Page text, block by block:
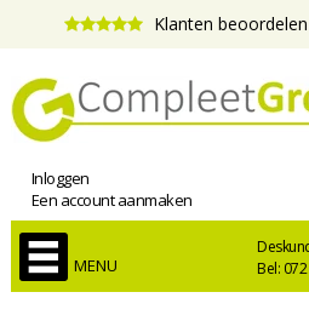
Klanten
Bel:
Inloggen
Een account aanmaken
MENU